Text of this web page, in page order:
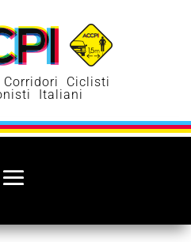
Ciclisti
Italiani